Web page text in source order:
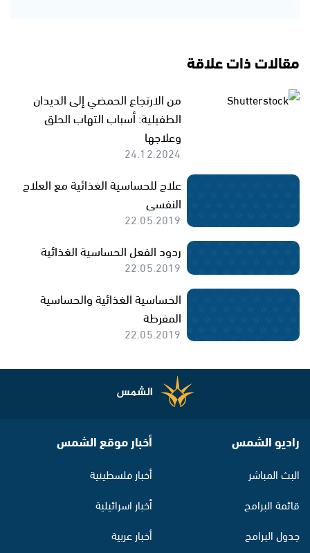
مقالات ذات علاقة
من الارتجاع الحمضي إلى الديدان
الطفيلية: أسباب التهاب الحلق
وعلاجها
24.12.2024
علاج للحساسية الغذائية مع العلاج
النفسى
22.05.2019
ردود الفعل الحساسية الغذائية
22.05.2019
الحساسية الغذائية والحساسية
المفرطة
22.05.2019
راديو الشمس
البث المباشر
قائمة البرامج
جدول البرامج
أخبار موقع الشمس
أخبار فلسطينية
أخبار اسرائيلية
أخبار عربية